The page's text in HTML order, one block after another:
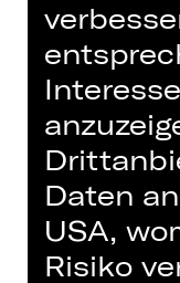
SCHAUSPIEL
Bühne /
Bühnen-
Daten
USA,
Risiko